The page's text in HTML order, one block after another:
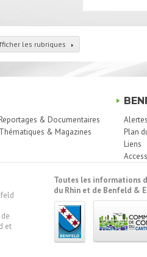
les rubriques
Reportages & Documentaires
Thématiques & Magazines
Plan
Liens
et
Toutes les informations
du Rhin et de Benfeld &